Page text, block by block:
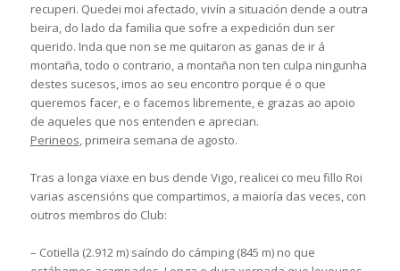
recuperi. Quedei moi afectado, vivín a situación dende a outra
beira, do lado da familia que sofre a expedición dun ser
querido. Inda que non se me quitaron as ganas de ir á
montaña, todo o contrario, a montaña non ten culpa ningunha
destes sucesos, imos ao seu encontro porque é o que
queremos facer, e o facemos libremente, e grazas ao apoio
de aqueles que nos entenden e aprecian.
Perineos, primeira semana de agosto.
Tras a longa viaxe en bus dende Vigo, realicei co meu fillo Roi
varias ascensións que compartimos, a maioría das veces, con
outros membros do Club:
– Cotiella (2.912 m) saíndo do cámping (845 m) no que